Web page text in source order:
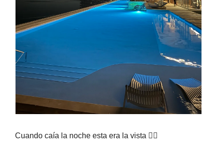
Cuando caía la noche esta era la vista 😮‍💨